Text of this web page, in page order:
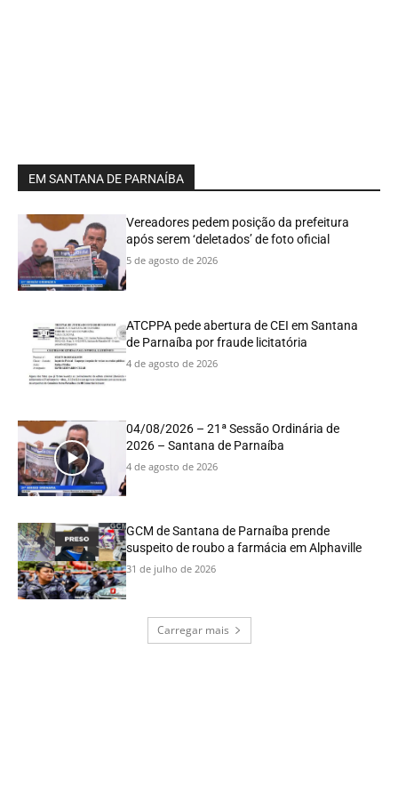
EM SANTANA DE PARNAÍBA
Vereadores pedem posição da prefeitura
após serem ‘deletados’ de foto oficial
5 de agosto de 2026
ATCPPA pede abertura de CEI em Santana
de Parnaíba por fraude licitatória
4 de agosto de 2026
04/08/2026 – 21ª Sessão Ordinária de
2026 – Santana de Parnaíba
4 de agosto de 2026
GCM de Santana de Parnaíba prende
suspeito de roubo a farmácia em Alphaville
31 de julho de 2026
Carregar mais